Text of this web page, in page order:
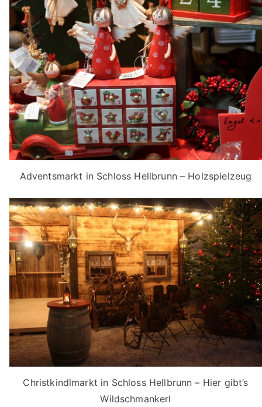
Adventsmarkt in Schloss Hellbrunn – Holzspielzeug
Christkindlmarkt in Schloss Hellbrunn – Hier gibt’s
Wildschmankerl